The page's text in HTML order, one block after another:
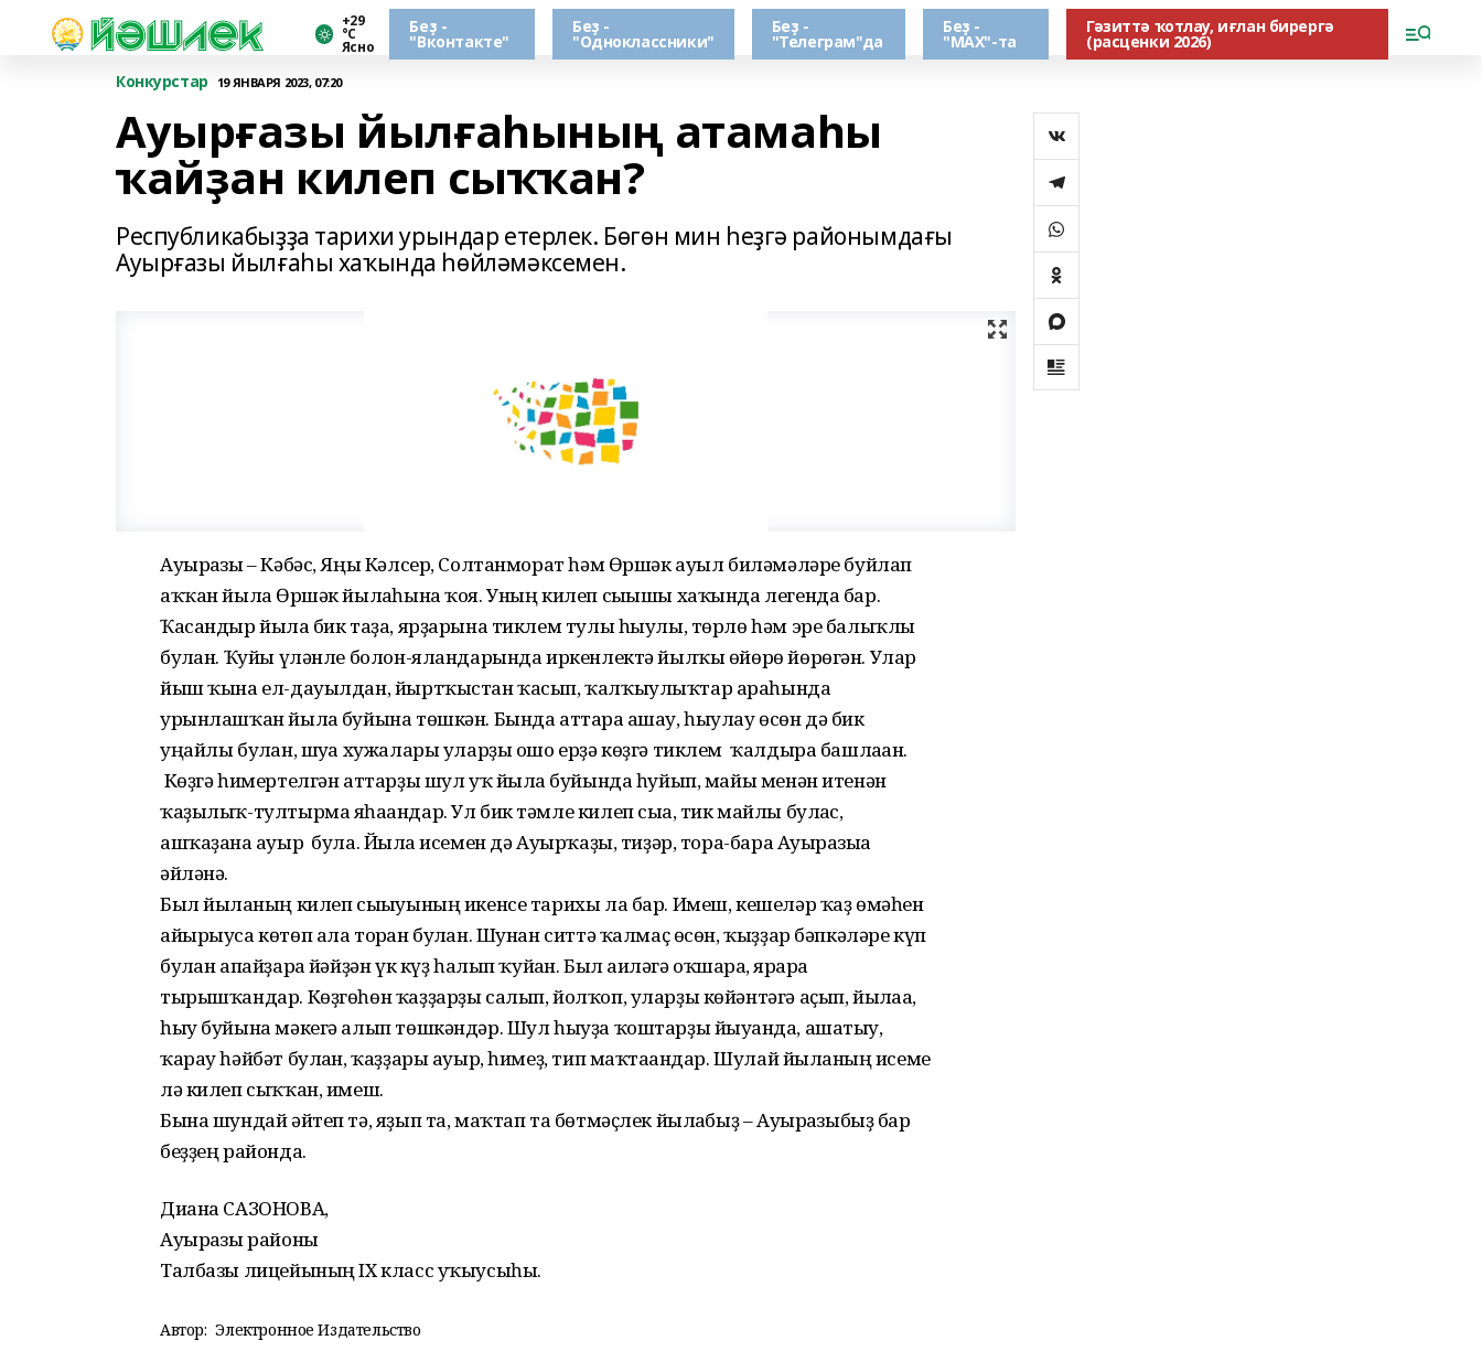
+29
°С
Ясно
Беҙ -
"Вконтакте"
Беҙ -
"Одноклассники"
Беҙ -
"Телеграм"да
Беҙ -
"МАХ"-та
Гәзиттә ҡотлау, иғлан бирергә
(расценки 2026)
Конкурстар
19 ЯНВАРЯ 2023, 07:20
Ауырғазы йылғаһының атамаһы
ҡайҙан килеп сыҡҡан?
Республикабыҙҙа тарихи урындар етерлек. Бөгөн мин һеҙгә районымдағы
Ауырғазы йылғаһы хаҡында һөйләмәксемен.
Ауырғазы – Кәбәс, Яңы Кәлсер, Солтанморат һәм Өршәк ауыл биләмә­лә­ре буйлап
аҡҡан йыл­ға Өршәк йылғаһына ҡоя. Уның килеп сы­ғышы ха­ҡында легенда бар.
Ҡасандыр йылға бик таҙа, ярҙа­рына тиклем тулы һыулы, төрлө һәм эре балыҡлы
булған. Ҡуйы үләнле болон-яландарында иркен­лектә йылҡы өйөрө йөрөгән. Улар
йыш ҡына ел-дауылдан, йыртҡыстан ҡасып, ҡалҡыулыҡтар араһында
урынлашҡан йылға буйына төшкән. Бында аттарға ашау, һыулау өсөн дә бик
уңайлы булған, шуға хужалары уларҙы ошо ерҙә көҙгә тиклем ҡалдыра башлаған.
Көҙгә һимертелгән аттарҙы шул уҡ йылға буйында һуйып, майы менән итенән
ҡаҙылыҡ-тултырма яһағандар. Ул бик тәмле килеп сыға, тик майлы булғас,
ашҡаҙанға ауыр була. Йылға исемен дә Ауырҡаҙы, тиҙәр, тора-бара Ауырғазыға
әйләнә.
Был йылғаның килеп сығыуының икенсе тарихы ла бар. Имеш, кешеләр ҡаҙ өмәһен
айырыуса көтөп ала торған булған. Шунан ситтә ҡалмаҫ өсөн, ҡыҙҙар бәпкәләре күп
булған апайҙарға йәйҙән үк күҙ һалып ҡуйған. Был ғаиләгә оҡшарға, ярарға
тырышҡандар. Көҙгөһөн ҡаҙҙарҙы салып, йолҡоп, уларҙы көйәнтәгә аҫып, йылғаға,
һыу буйына мәкегә алып төшкәндәр. Шул һыуҙа ҡоштарҙы йыуғанда, ашатыу,
ҡарау һәйбәт булған, ҡаҙҙары ауыр, һимеҙ, тип маҡтағандар. Шулай йылғаның исеме
лә килеп сыҡҡан, имеш.
Бына шундай әйтеп тә, яҙып та, маҡтап та бөтмәҫлек йылғабыҙ – Ауырғазыбыҙ бар
беҙҙең районда.
Диана САЗОНОВА,
Ауырғазы районы
Талбазы лицейының IX класс уҡыусыһы.
Автор: Электронное Издательство